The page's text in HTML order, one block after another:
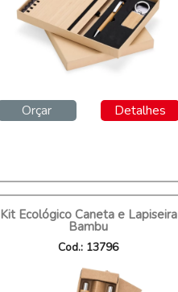
Orçar Detalhes
Kit Ecológico Caneta e Lapiseira
Bambu
Cod.: 13796